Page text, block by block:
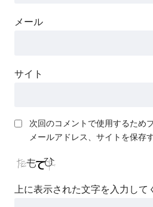
メール
サイト
次回のコメントで使用するため
メールアドレス、サイトを保存す
上に表示された文字を入力して